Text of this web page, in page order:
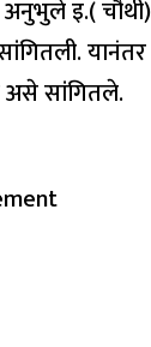
इ.(
यानंतर
असे सांगितले.